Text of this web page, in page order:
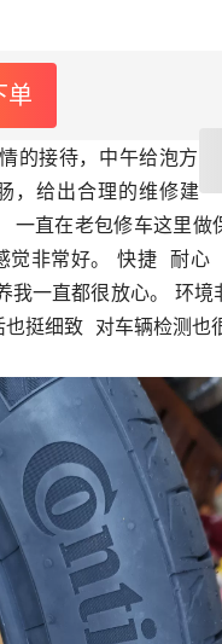
单
，给出合理的维修建
一直在老包修车这里做
觉非常好。 快捷  耐心
我一直都很放心。 环境
挺细致  对车辆检测也